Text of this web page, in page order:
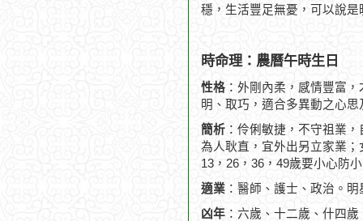
穩，生活豐足無憂，可以說
時命理：農曆午時生日
性格 ：外剛內柔，感情豐富
明、取巧，適合多異動之心思
簡析 ：伶俐敏捷，不守祖業
為人耿直，宜外出另立家業
13，26，36，49歲要小心防
適業 ：醫師、護士、政治。
凶年 ：六歲、十二歲、什四